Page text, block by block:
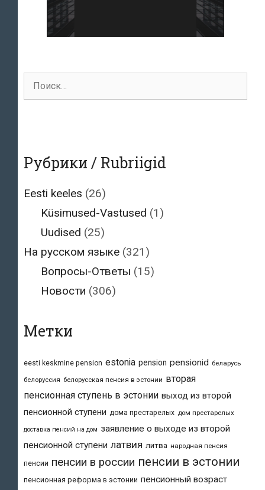
Поиск
для:
Рубрики / Rubriigid
Eesti keeles (26)
Küsimused-Vastused (1)
Uudised (25)
На русском языке (321)
Вопросы-Ответы (15)
Новости (306)
Метки
eesti keskmine pension estonia pension pensionid беларусь
белоруссия белорусская пенсия в эстонии вторая
пенсионная ступень в эстонии выход из второй
пенсионной ступени дома престарелых дом престарелых
доставка пенсий на дом заявление о выходе из второй
пенсионной ступени латвия литва народная пенсия
пенсии пенсии в россии пенсии в эстонии
пенсионная реформа в эстонии пенсионный возраст